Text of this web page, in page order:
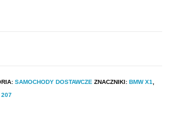
SAMOCHODY DOSTAWCZE ZNACZNIKI: BMW X1,
207